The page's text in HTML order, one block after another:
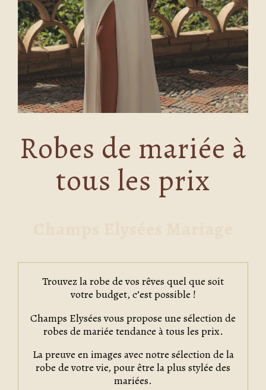
Robes de mariée à
tous les prix
Trouvez la robe de vos rêves quel que soit
votre budget, c’est possible !
Champs Elysées vous propose une sélection de
robes de mariée tendance à tous les prix.
La preuve en images avec notre sélection de la
robe de votre vie, pour être la plus stylée des
mariées.